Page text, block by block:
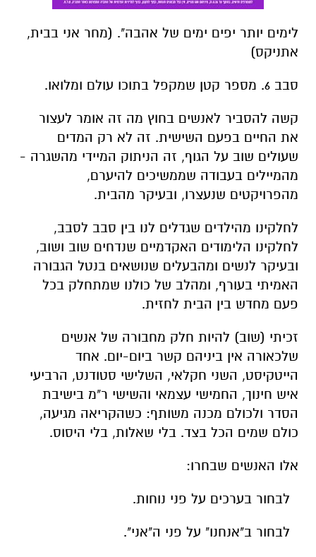
קשה להסביר לאנשים בחוץ מה זה אומר לעצור
שעולים שוב על הגוף, זה הניתוק המיידי מהשגרה -
מהפרויקטים שנעצרו, ובעיקר מהבית.
לחלקינו מהילדים שגדלים לנו בין סבב לסבב,
לחלקינו הלימודים האקדמיים שנדחים שוב ושוב,
ובעיקר לנשים ומהבעלים שנושאים בנטל הגבורה
פעם מחדש בין הבית לחזית.
זכיתי (שוב) להיות חלק מחבורה של אנשים
שלכאורה אין ביניהם קשר ביום-יום. אחד
הייטקיסט, השני חקלאי, השלישי סטודנט, הרביעי
הסדר ולכולם מכנה משותף: כשהקריאה מגיעה,
כולם שמים הכל בצד. בלי שאלות, בלי היסוס.
אלו האנשים שבחרו:
לבחור בערכים על פני נוחות.
לבחור ב"אנחנו" על פני ה"אני".
להקריב את הביטחון האישי והכלכלי שלהם למען